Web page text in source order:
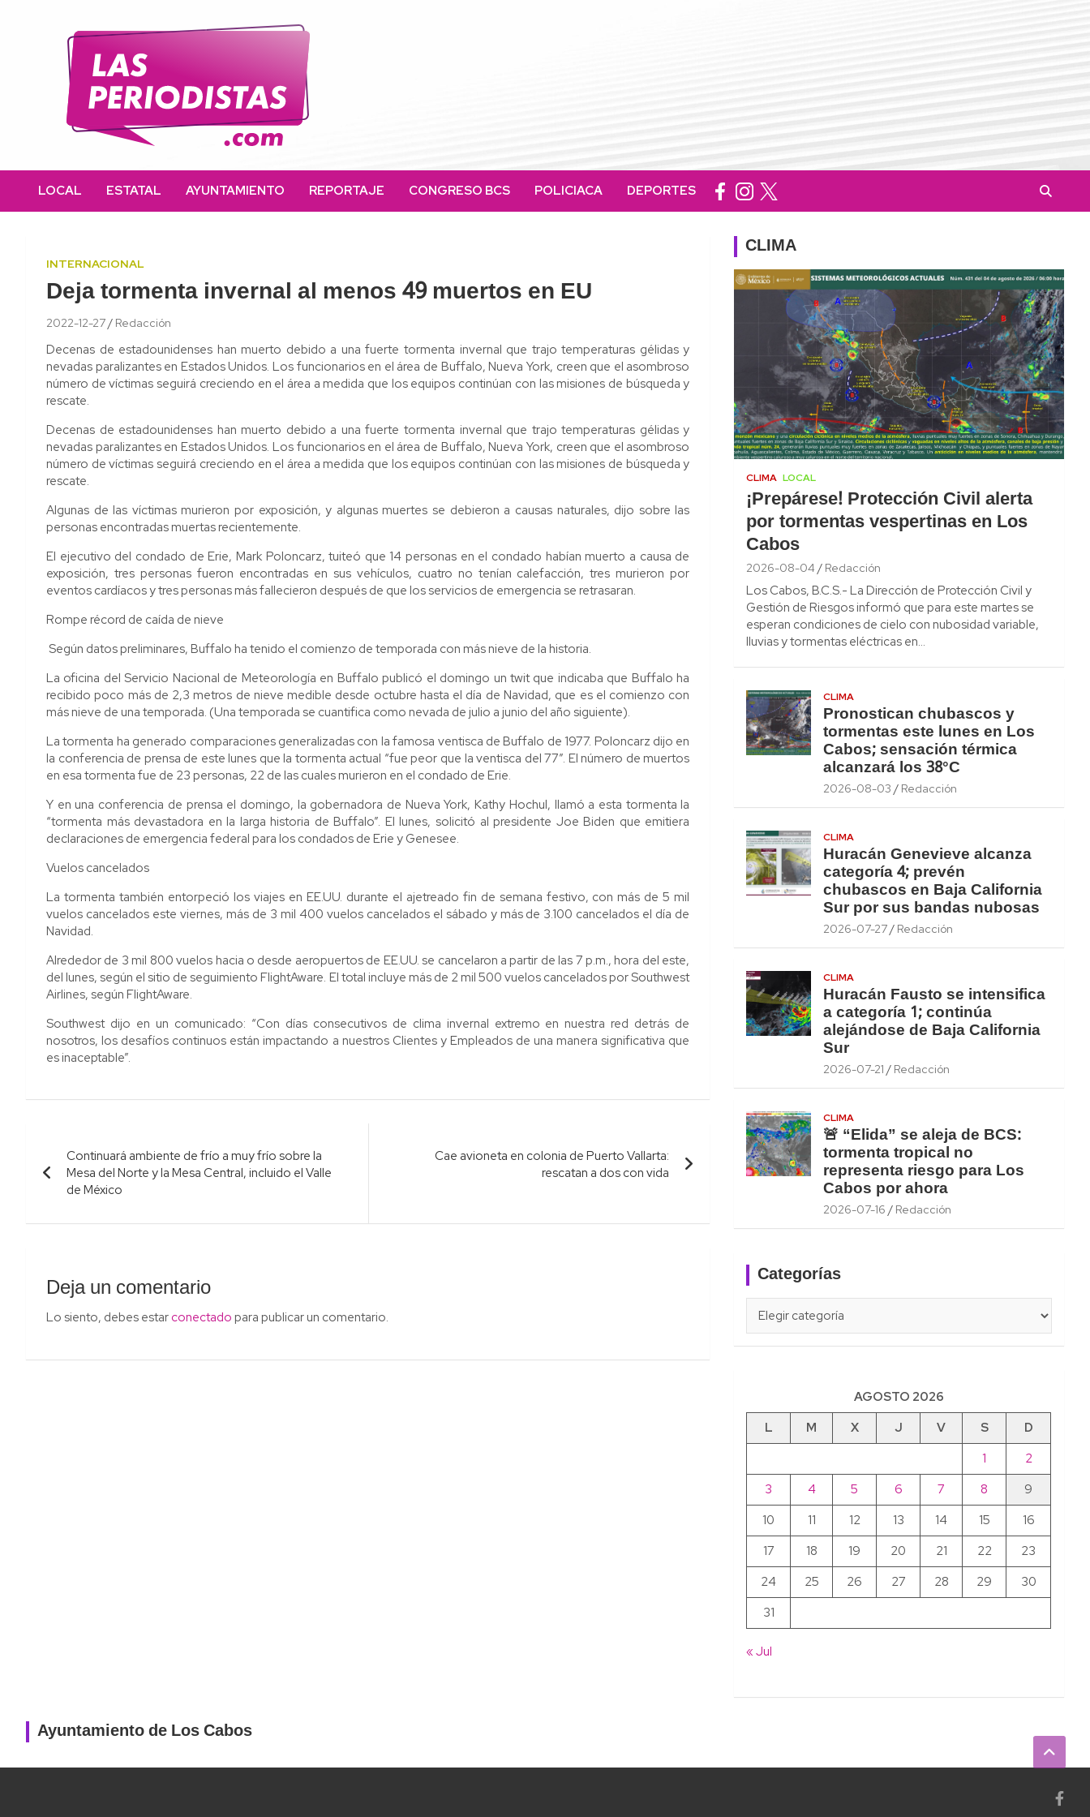
Las Periodistas
informado a la población.
LOCAL
ESTATAL AYUNTAMIENTO REPORTAJE CONGRESO BCS POLICIACA DEPORTES
INTERNACIONAL
Deja tormenta invernal al menos 49 muertos en EU
2022-12-27 Redacción
Decenas de estadounidenses han muerto debido a una fuerte tormenta invernal que trajo temperaturas gélidas y
nevadas paralizantes en Estados Unidos. Los funcionarios en el área de Buffalo, Nueva York, creen que el asombroso
número de víctimas seguirá creciendo en el área a medida que los equipos continúan con las misiones de búsqueda y
rescate.
Decenas de estadounidenses han muerto debido a una fuerte tormenta invernal que trajo temperaturas gélidas y
nevadas paralizantes en Estados Unidos. Los funcionarios en el área de Buffalo, Nueva York, creen que el asombroso
número de víctimas seguirá creciendo en el área a medida que los equipos continúan con las misiones de búsqueda y
rescate.
Algunas de las víctimas murieron por exposición, y algunas muertes se debieron a causas naturales, dijo sobre las
personas encontradas muertas recientemente.
El ejecutivo del condado de Erie, Mark Poloncarz, tuiteó que 14 personas en el condado habían muerto a causa de
exposición, tres personas fueron encontradas en sus vehículos, cuatro no tenían calefacción, tres murieron por
eventos cardíacos y tres personas más fallecieron después de que los servicios de emergencia se retrasaran.
Rompe récord de caída de nieve
Según datos preliminares, Buffalo ha tenido el comienzo de temporada con más nieve de la historia.
La oficina del Servicio Nacional de Meteorología en Buffalo publicó el domingo un twit que indicaba que Buffalo ha
recibido poco más de 2,3 metros de nieve medible desde octubre hasta el día de Navidad, que es el comienzo con
más nieve de una temporada. (Una temporada se cuantifica como nevada de julio a junio del año siguiente).
La tormenta ha generado comparaciones generalizadas con la famosa ventisca de Buffalo de 1977. Poloncarz dijo en
la conferencia de prensa de este lunes que la tormenta actual “fue peor que la ventisca del 77”. El número de muertos
en esa tormenta fue de 23 personas, 22 de las cuales murieron en el condado de Erie.
Y en una conferencia de prensa el domingo, la gobernadora de Nueva York, Kathy Hochul, llamó a esta tormenta la
“tormenta más devastadora en la larga historia de Buffalo”. El lunes, solicitó al presidente Joe Biden que emitiera
declaraciones de emergencia federal para los condados de Erie y Genesee.
Vuelos cancelados
La tormenta también entorpeció los viajes en EE.UU. durante el ajetreado fin de semana festivo, con más de 5 mil
vuelos cancelados este viernes, más de 3 mil 400 vuelos cancelados el sábado y más de 3.100 cancelados el día de
Navidad.
Alrededor de 3 mil 800 vuelos hacia o desde aeropuertos de EE.UU. se cancelaron a partir de las 7 p.m., hora del este,
del lunes, según el sitio de seguimiento FlightAware. El total incluye más de 2 mil 500 vuelos cancelados por Southwest
Airlines, según FlightAware.
Southwest dijo en un comunicado: “Con días consecutivos de clima invernal extremo en nuestra red detrás de
nosotros, los desafíos continuos están impactando a nuestros Clientes y Empleados de una manera significativa que
es inaceptable”.
Navegación
de
entradas
Continuará ambiente de frío a muy frío sobre la
Mesa del Norte y la Mesa Central, incluido el Valle
de México
Cae avioneta en colonia de Puerto Vallarta:
rescatan a dos con vida
Deja un comentario
Lo siento, debes estar conectado para publicar un comentario.
CLIMA
CLIMA LOCAL
¡Prepárese! Protección Civil alerta
por tormentas vespertinas en Los
Cabos
2026-08-04 Redacción
Los Cabos, B.C.S.- La Dirección de Protección Civil y
Gestión de Riesgos informó que para este martes se
esperan condiciones de cielo con nubosidad variable,
lluvias y tormentas eléctricas en…
CLIMA
Pronostican chubascos y
tormentas este lunes en Los
Cabos; sensación térmica
alcanzará los 38°C
2026-08-03 Redacción
CLIMA
Huracán Genevieve alcanza
categoría 4; prevén
chubascos en Baja California
Sur por sus bandas nubosas
2026-07-27 Redacción
CLIMA
Huracán Fausto se intensifica
a categoría 1; continúa
alejándose de Baja California
Sur
2026-07-21 Redacción
CLIMA
🚨 “Elida” se aleja de BCS:
tormenta tropical no
representa riesgo para Los
Cabos por ahora
2026-07-16 Redacción
Categorías
AGOSTO 2026
L
M X J V S
D
1
2
3
4 5 6 7 8
9
10
11 12 13 14 15
16
17
18 19 20 21 22
23
24
25 26 27 28 29
30
31
« Jul
Ayuntamiento de Los Cabos